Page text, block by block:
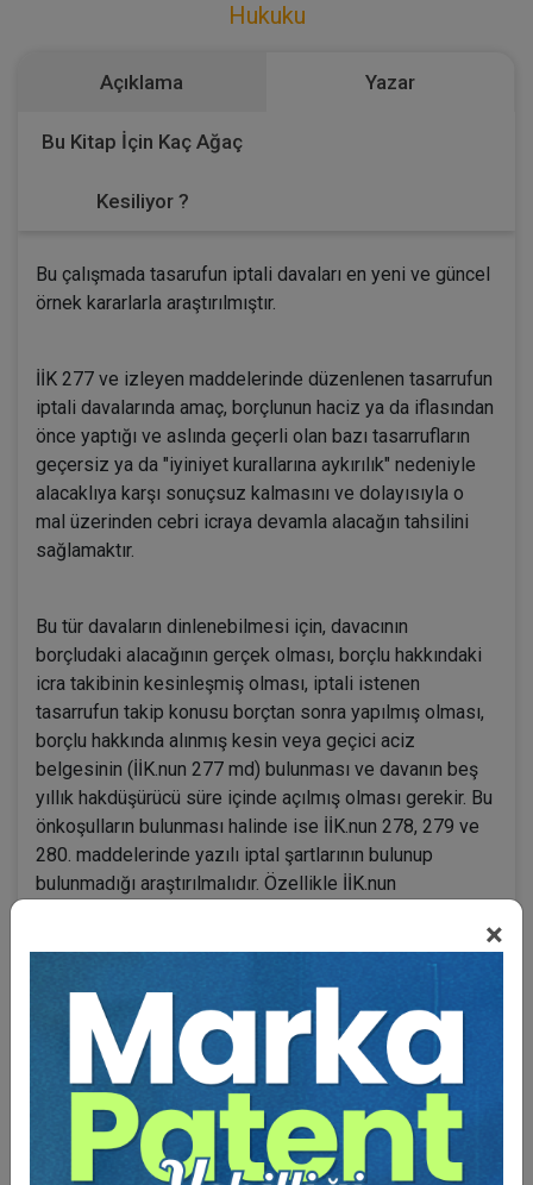
×
Hukuku
Açıklama Yazar
Bu Kitap İçin Kaç Ağaç
Kesiliyor ?
Bu çalışmada tasarufun iptali davaları en yeni ve güncel
örnek kararlarla araştırılmıştır.
İİK 277 ve izleyen maddelerinde düzenlenen tasarrufun
iptali davalarında amaç, borçlunun haciz ya da iflasından
önce yaptığı ve aslında geçerli olan bazı tasarrufların
geçersiz ya da "iyiniyet kurallarına aykırılık" nedeniyle
alacaklıya karşı sonuçsuz kalmasını ve dolayısıyla o
mal üzerinden cebri icraya devamla alacağın tahsilini
sağlamaktır.
Bu tür davaların dinlenebilmesi için, davacının
borçludaki alacağının gerçek olması, borçlu hakkındaki
icra takibinin kesinleşmiş olması, iptali istenen
tasarrufun takip konusu borçtan sonra yapılmış olması,
borçlu hakkında alınmış kesin veya geçici aciz
belgesinin (İİK.nun 277 md) bulunması ve davanın beş
yıllık hakdüşürücü süre içinde açılmış olması gerekir. Bu
önkoşulların bulunması halinde ise İİK.nun 278, 279 ve
280. maddelerinde yazılı iptal şartlarının bulunup
bulunmadığı araştırılmalıdır. Özellikle İİK.nun
şeyin değerine göre borçlunun ivaz olarak pek aşağı bir
fiyat kabul ettiği ve yasanın bağışlama hükmünde olarak
iptale tâbi tuttuğu tasarrufların iptali gerektiğinden
mahkemece ivazlar arasında fark bulunup bulunmadığı
incelenmelidir. Aynı maddede sayılan akrabalık
derecesi vs. araştırılmalıdır. Keza İİK.nun
280.maddesinde malvarlığı borçlarına yetmeyen bir
borçlunun alacaklılarına zarar vermek kastıyla yaptığı
tüm işlemler, borçlunun içinde bulunduğu mali durumu